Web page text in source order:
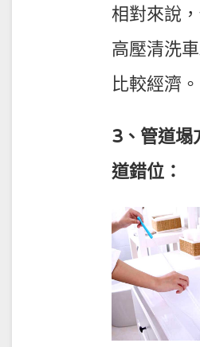
相對來說
高壓清洗
比較經濟。
3、管道塌
道錯位：